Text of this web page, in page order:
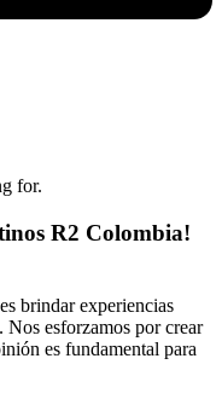
for.
R2 Colombia!
brindar experiencias
esforzamos por crear
es fundamental para